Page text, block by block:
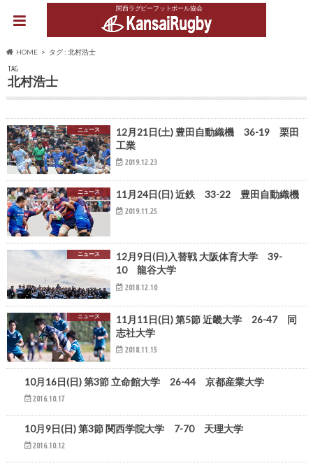
関西ラグビーフットボール協会
HOME タグ : 北村浩士
TAG
北村浩士
ニュース
12月21日(土) 豊田自動織機 36-19 栗田
工業
2019.12.23
ニュース 11月24日(日) 近鉄 33-22 豊田自動織機
2019.11.25
ニュース
12月9日(日)入替戦 大阪体育大学 39-
10 龍谷大学
2018.12.10
ニュース
11月11日(日) 第5節 近畿大学 26-47 同
志社大学
2018.11.15
ニュース
10月16日(日) 第3節 立命館大学 26-44 京都産業大学
2016.10.17
ニュース
10月9日(日) 第3節 関西学院大学 7-70 天理大学
2016.10.12